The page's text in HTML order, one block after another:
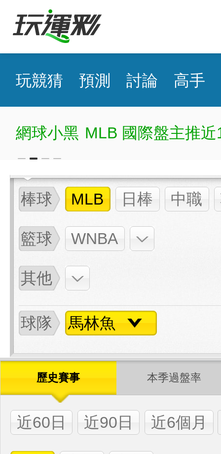
玩競猜 預測 討論 高手
網球小黑 MLB 國際盤主推
棒球 MLB 日棒 中職
籃球 WNBA
其他
球隊 馬林魚
歷史賽事 本季過盤率
近60日 近90日 近6個月